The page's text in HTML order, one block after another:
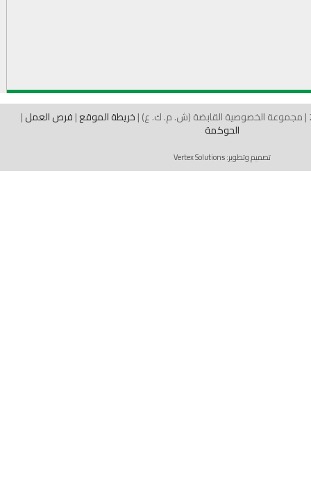
خريطة الموقع|فرص العمل|
الحوكمة
تصميم وتطوير:Vertex Solutions